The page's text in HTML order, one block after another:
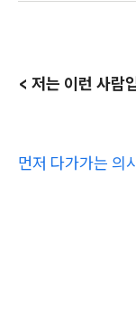
< 저는 이런 사람
먼저 다가가는 의